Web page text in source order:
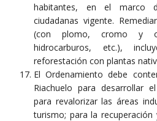
habitantes, en el marco
ciudadanas vigente.
(con plomo, cromo y
hidrocarburos, etc.),
reforestación con plantas
El Ordenamiento debe
Riachuelo para desarrollar
para revalorizar las áreas
turismo; para la